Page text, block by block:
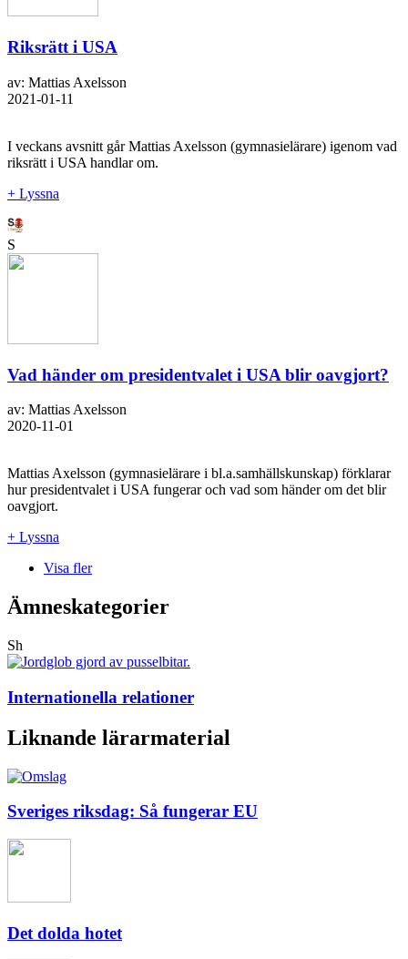
Riksrätt i USA
av: Mattias Axelsson
2021-01-11
I veckans avsnitt går Mattias Axelsson (gymnasielärare) igenom vad
riksrätt i USA handlar om.
+ Lyssna
S
Vad händer om presidentvalet i USA blir oavgjort?
av: Mattias Axelsson
2020-11-01
Mattias Axelsson (gymnasielärare i bl.a.samhällskunskap) förklarar
hur presidentvalet i USA fungerar och vad som händer om det blir
oavgjort.
+ Lyssna
Visa fler
Ämneskategorier
Sh
Internationella relationer
Liknande lärarmaterial
Sveriges riksdag: Så fungerar EU
Det dolda hotet